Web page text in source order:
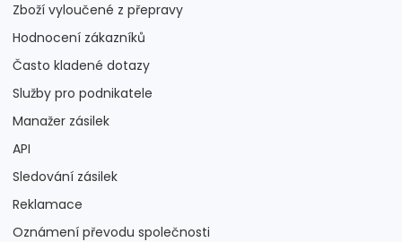
Zboží vyloučené z přepravy
Hodnocení zákazníků
Často kladené dotazy
Služby pro podnikatele
Manažer zásilek
API
Sledování zásilek
Reklamace
Oznámení převodu společnosti